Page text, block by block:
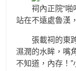
祠內正院“啪
站在不遠處魯漢
張載祠的東跨
濕潤的水眸，嘴
不知道，內存！